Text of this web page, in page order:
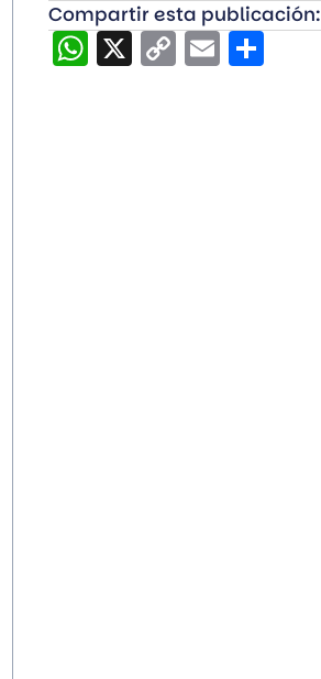
Compartir esta publicación:
WhatsApp
X
Copy
Email